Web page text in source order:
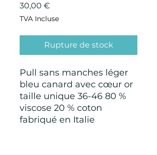
30,00 €
TVA Incluse
Rupture de stock
Pull sans manches léger
bleu canard avec cœur or
taille unique 36-46 80 %
viscose 20 % coton
fabriqué en Italie